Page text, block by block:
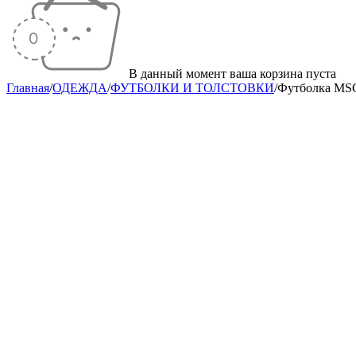
В данный момент ваша корзина пуста
Главная/ОДЕЖДА/ФУТБОЛКИ И ТОЛСТОВКИ/Футболка